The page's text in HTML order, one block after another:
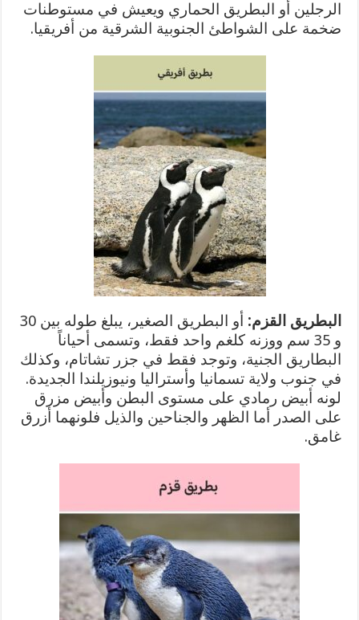
الرجلين أو البطريق الحماري ويعيش في مستوطنات
ضخمة على الشواطئ الجنوبية الشرقية من أفريقيا.
البطريق القزم:
أو البطريق الصغير، يبلغ طوله بين 30
و 35 سم ووزنه كلغم واحد فقط، وتسمى أحياناً
البطاريق الجنية، وتوجد فقط في جزر تشاتام، وكذلك
في جنوب ولاية تسمانيا وأستراليا ونيوزيلندا الجديدة.
لونه أبيض رمادي على مستوى البطن وأبيض مزرق
على الصدر أما الظهر والجناحين والذيل فلونهما أزرق
غامق.